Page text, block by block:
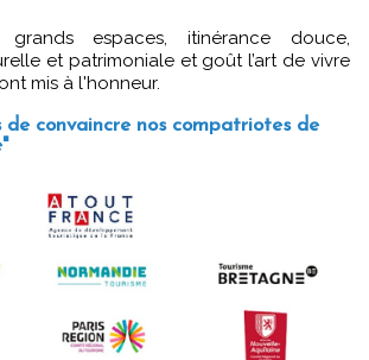
grands espaces, itinérance douce,
et patrimoniale et goût l’art de vivre
mis à l'honneur.
de convaincre nos compatriotes de